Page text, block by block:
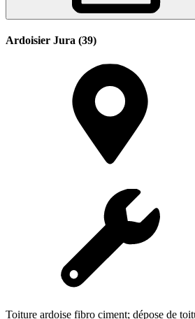
Ardoisier Jura (39)
Toiture ardoise fibro ciment; dépose de